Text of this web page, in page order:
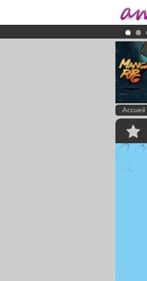
Accueil